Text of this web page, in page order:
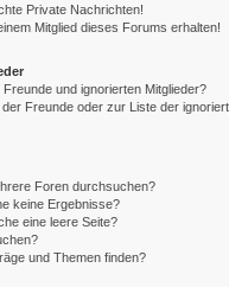
Private Nachrichten!
Mitglied dieses Forums erhalten!
und ignorierten Mitglieder?
Freunde oder zur Liste der
Foren durchsuchen?
keine Ergebnisse?
eine leere Seite?
und Themen finden?